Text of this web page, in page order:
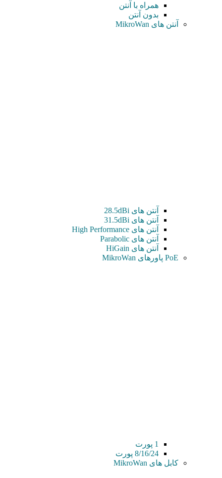
همراه با آنتن
بدون آنتن
آنتن های MikroWan
آنتن های 28.5dBi
آنتن های 31.5dBi
آنتن های High Performance
آنتن های Parabolic
آنتن های HiGain
PoE پاورهای MikroWan
1 پورت
8/16/24 پورت
کابل های MikroWan